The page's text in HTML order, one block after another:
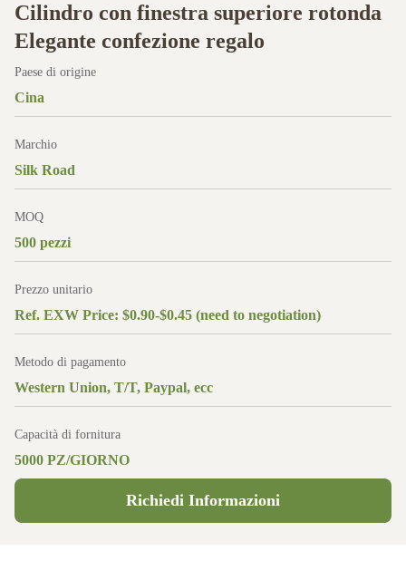
Cilindro con finestra superiore rotonda
Elegante confezione regalo
Paese di origine
Cina
Marchio
Silk Road
MOQ
500 pezzi
Prezzo unitario
Ref. EXW Price: $0.90-$0.45 (need to negotiation)
Metodo di pagamento
Western Union, T/T, Paypal, ecc
Capacità di fornitura
5000 PZ/GIORNO
Richiedi Informazioni